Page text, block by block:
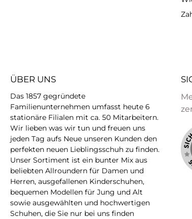
ÜBER UNS
Das 1857 gegründete
Familienunternehmen umfasst heute 6
stationäre Filialen mit ca. 50 Mitarbeitern.
Wir lieben was wir tun und freuen uns
jeden Tag aufs Neue unseren Kunden den
perfekten neuen Lieblingsschuh zu finden.
Unser Sortiment ist ein bunter Mix aus
beliebten Allroundern für Damen und
Herren, ausgefallenen Kinderschuhen,
bequemen Modellen für Jung und Alt
sowie ausgewählten und hochwertigen
Schuhen, die Sie nur bei uns finden